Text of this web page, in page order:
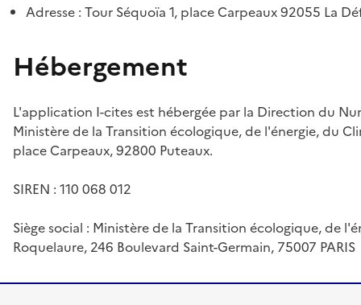
Adresse : Tour Séquoïa 1, place Carpeaux 92055 La
Hébergement
L'application I-cites est hébergée par la Direction du
Ministère de la Transition écologique, de l'énergie, du
place Carpeaux, 92800 Puteaux.
SIREN : 110 068 012
Siège social : Ministère de la Transition écologique, de
Roquelaure, 246 Boulevard Saint-Germain, 75007 PARIS